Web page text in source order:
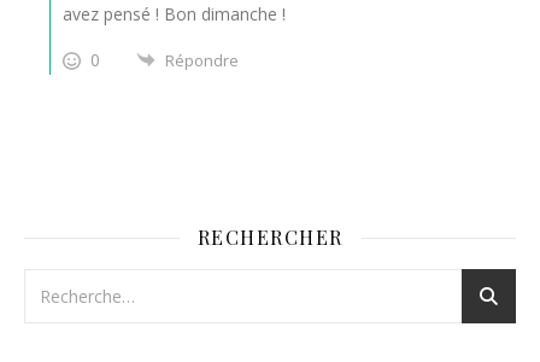
avez pensé ! Bon dimanche !
0
Répondre
RECHERCHER